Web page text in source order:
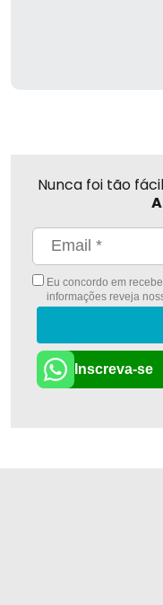
Nunca foi tão
Eu concordo em
informações reveja
Inscreva-se